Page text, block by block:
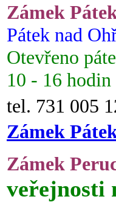
Zámek
Pátek nad
Otevřeno
10 - 16 hodin
tel. 731 005
Zámek
Zámek
veřejnosti